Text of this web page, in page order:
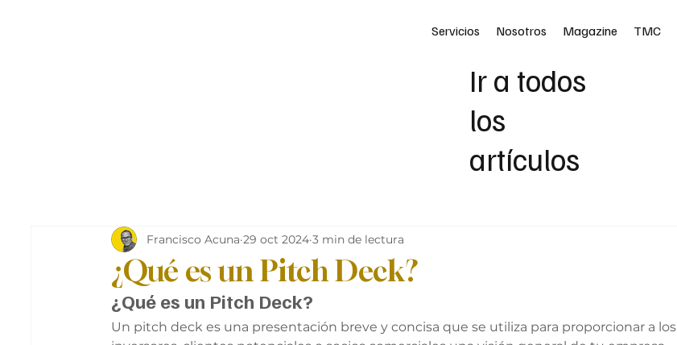
Servicios Nosotros Magazine TMC
Ir a todos
los
artículos
¿Qué es un Pitch Deck?
Francisco Acuna 29 oct 2024 3 min de lectura
¿Qué es un Pitch Deck?
Un pitch deck es una presentación breve y concisa que se utiliza para proporcionar a los